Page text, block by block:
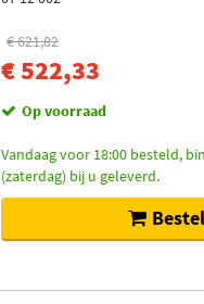
€ 621,82
€ 522,33
Op voorraad
Vandaag voor 18:00 besteld,
(zaterdag) bij u geleverd.